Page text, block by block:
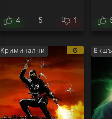
4 5 1
Криминални
IMDb
рейтинг:
6